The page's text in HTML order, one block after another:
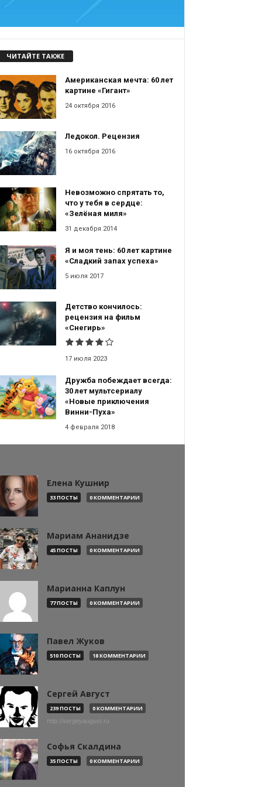
ЧИТАЙТЕ ТАКЖЕ
Американская мечта: 60 лет
картине «Гигант»
24 октября 2016
Ледокол. Рецензия
16 октября 2016
Невозможно спрятать то,
что у тебя в сердце:
«Зелёная миля»
31 декабря 2014
Я и моя тень: 60 лет картине
«Сладкий запах успеха»
5 июля 2017
Детство кончилось:
рецензия на фильм
«Снегирь»
17 июля 2023
Дружба побеждает всегда:
30 лет мультсериалу
«Новые приключения
Винни-Пуха»
4 февраля 2018
Елена Кушнир
33 ПОСТЫ 0 КОММЕНТАРИИ
Мариам Ананидзе
45 ПОСТЫ 0 КОММЕНТАРИИ
Марианна Каплун
77 ПОСТЫ 0 КОММЕНТАРИИ
Павел Жуков
510 ПОСТЫ 18 КОММЕНТАРИИ
Сергей Август
239 ПОСТЫ 0 КОММЕНТАРИИ
http://sergeyaugust.ru
Софья Скалдина
35 ПОСТЫ 0 КОММЕНТАРИИ